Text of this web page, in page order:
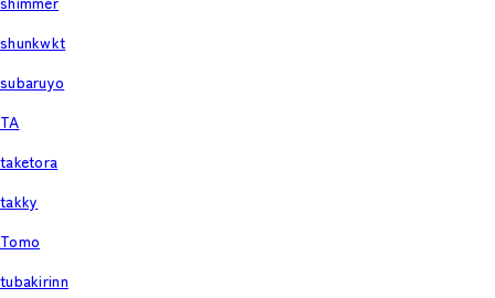
shunkwkt
subaruyo
TA
taketora
takky
Tomo
tubakirinn